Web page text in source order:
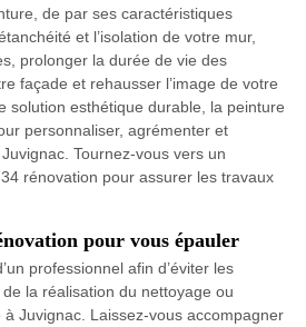
de par ses caractéristiques
et l’isolation de votre mur,
prolonger la durée de vie des
façade et rehausser l’image de votre
solution esthétique durable, la peinture
personnaliser, agrémenter et
Tournez-vous vers un
rénovation pour assurer les travaux
pour vous épauler
professionnel afin d’éviter les
la réalisation du nettoyage ou
Juvignac. Laissez-vous accompagner